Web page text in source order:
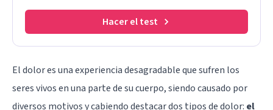
Hacer el test
El dolor es una experiencia desagradable que sufren los
seres vivos en una parte de su cuerpo, siendo causado por
diversos motivos y cabiendo destacar dos tipos de dolor: el